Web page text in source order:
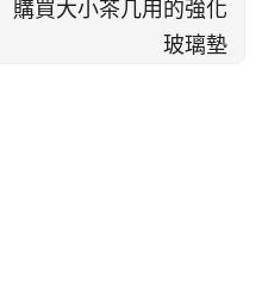
購買大小茶几用的強化
玻璃墊